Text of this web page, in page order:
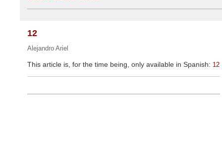
12
Alejandro Ariel
This article is, for the time being, only available in Spanish: 12